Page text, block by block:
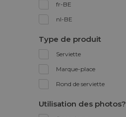
fr-BE
nl-BE
Type de produit
Serviette
Marque-place
Rond de serviette
Utilisation des photos?